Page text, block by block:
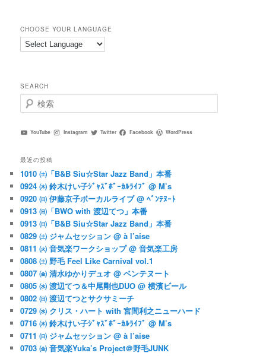
CHOOSE YOUR LANGUAGE
SEARCH
検
索
YouTube Instagram Twitter Facebook WordPress
最近の投稿
1010 ㈯「B&B Siu☆Star Jazz Band」本番
0924 ㈭ 鈴木けい子ｼﾞｬｽﾞﾎﾞｰｶﾙﾗｲﾌﾞ @ M’s
0920 ㈰ 伊藤京子ボーカルライブ @ ﾍﾞﾝﾃﾇｰﾄ
0913 ㈰「BWO with 渡辺てつ」本番
0913 ㈰「B&B Siu☆Star Jazz Band」本番
0829 ㈯ ジャムセッション @ à l’aise
0811 ㈫ 音気楽ワークショップ @ 音気楽工房
0808 ㈯ 野毛 Feel Like Carnival vol.1
0807 ㈮ 清水ゆかりデュオ @ ベンテヌート
0805 ㈬ 渡辺てつ＆中尾剛也DUO @ 横濱ビール
0802 ㈰ 渡辺てつとサクサミーチ
0729 ㈬ クリス・ハート with 宮間利之ニューハード
0716 ㈭ 鈴木けい子ｼﾞｬｽﾞﾎﾞｰｶﾙﾗｲﾌﾞ @ M’s
0711 ㈰ ジャムセッション @ à l’aise
0703 ㈮ 音気楽Yuka’s Project＠野毛JUNK